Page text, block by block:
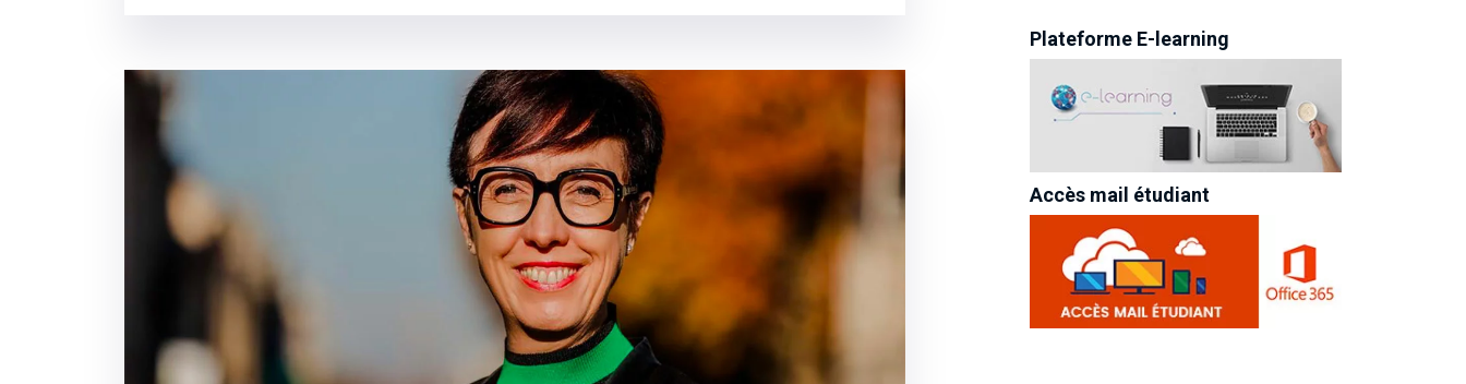
Plateforme E-learning
Accès mail étudiant